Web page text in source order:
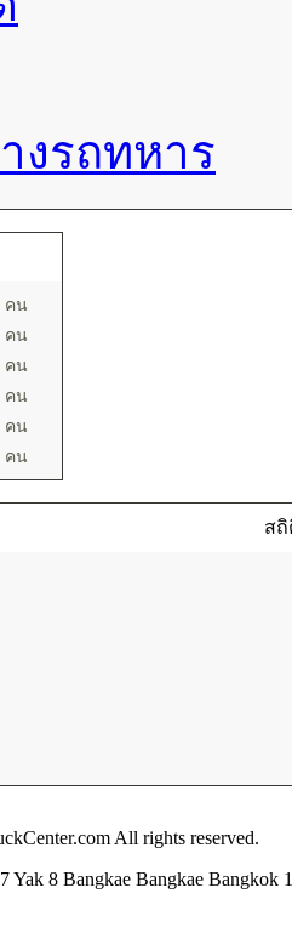
งรถทหาร
คน
คน
คน
คน
คน
คน
สถิ
All rights reserved.
Yak 8 Bangkae Bangkae Bangkok